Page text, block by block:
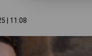
11:08